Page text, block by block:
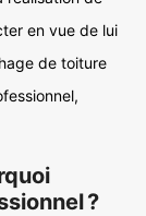
en vue de lui
de toiture
?